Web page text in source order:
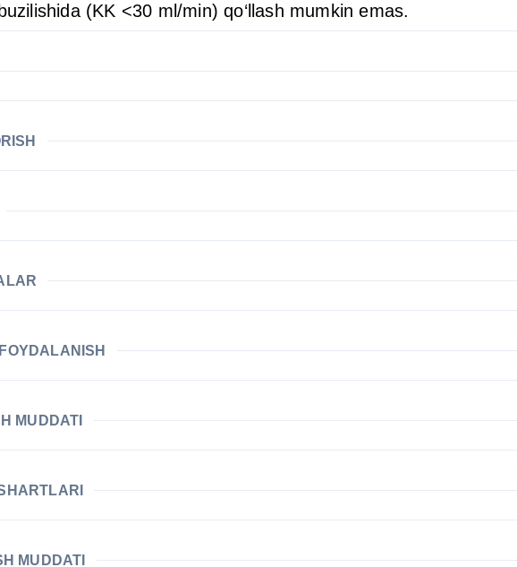
(KK <30 ml/min) qo‘llash mumkin emas.
MUDDATI
MUDDATI